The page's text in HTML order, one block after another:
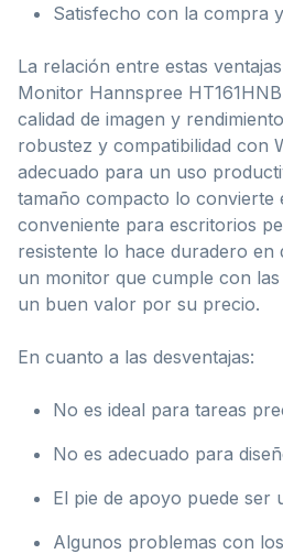
Satisfecho con la compra
La relación entre estas
Monitor Hannspree
calidad de imagen y
robustez y compatibilidad con
adecuado para un uso
tamaño compacto lo convierte
conveniente para escritorios
resistente lo hace duradero en
un monitor que cumple con
un buen valor por su precio.
En cuanto a las desventajas:
No es ideal para tareas
No es adecuado para
El pie de apoyo puede ser
Algunos problemas con